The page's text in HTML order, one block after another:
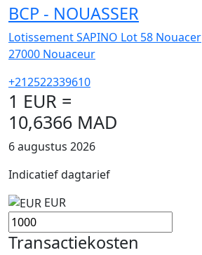
BCP - NOUASSER
Lotissement SAPINO Lot 58 Nouacer
27000 Nouaceur
+212522339610
1 EUR =
10,6366 MAD
6 augustus 2026
Indicatief dagtarief
EUR
Transactiekosten